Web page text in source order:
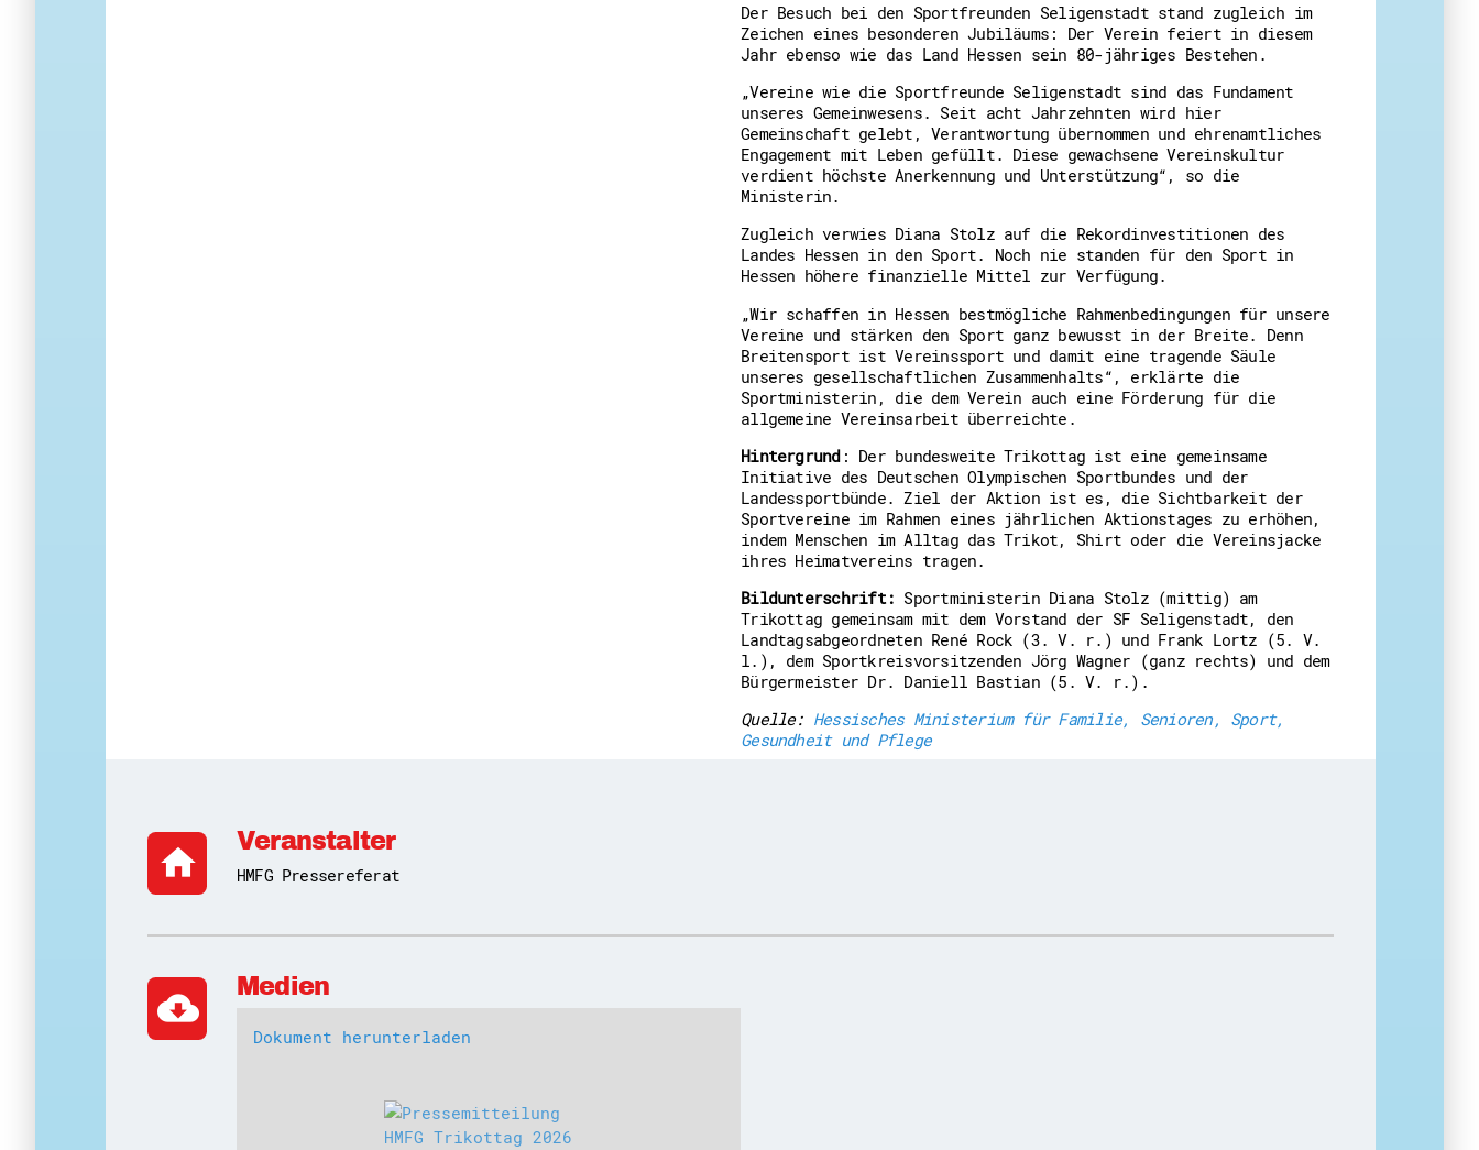
Der Besuch bei den Sportfreunden Seligenstadt stand zugleich im
Zeichen eines besonderen Jubiläums: Der Verein feiert in diesem
Jahr ebenso wie das Land Hessen sein 80-jähriges Bestehen.
„Vereine wie die Sportfreunde Seligenstadt sind das Fundament
unseres Gemeinwesens. Seit acht Jahrzehnten wird hier
Gemeinschaft gelebt, Verantwortung übernommen und ehrenamtliches
Engagement mit Leben gefüllt. Diese gewachsene Vereinskultur
verdient höchste Anerkennung und Unterstützung“, so die
Ministerin.
Zugleich verwies Diana Stolz auf die Rekordinvestitionen des
Landes Hessen in den Sport. Noch nie standen für den Sport in
Hessen höhere finanzielle Mittel zur Verfügung.
„Wir schaffen in Hessen bestmögliche Rahmenbedingungen für unsere
Vereine und stärken den Sport ganz bewusst in der Breite. Denn
Breitensport ist Vereinssport und damit eine tragende Säule
unseres gesellschaftlichen Zusammenhalts“, erklärte die
Sportministerin, die dem Verein auch eine Förderung für die
allgemeine Vereinsarbeit überreichte.
Hintergrund: Der bundesweite Trikottag ist eine gemeinsame
Initiative des Deutschen Olympischen Sportbundes und der
Landessportbünde. Ziel der Aktion ist es, die Sichtbarkeit der
Sportvereine im Rahmen eines jährlichen Aktionstages zu erhöhen,
indem Menschen im Alltag das Trikot, Shirt oder die Vereinsjacke
ihres Heimatvereins tragen.
Bildunterschrift: Sportministerin Diana Stolz (mittig) am
Trikottag gemeinsam mit dem Vorstand der SF Seligenstadt, den
Landtagsabgeordneten René Rock (3. V. r.) und Frank Lortz (5. V.
l.), dem Sportkreisvorsitzenden Jörg Wagner (ganz rechts) und dem
Bürgermeister Dr. Daniell Bastian (5. V. r.).
Quelle: Hessisches Ministerium für Familie, Senioren, Sport,
Gesundheit und Pflege
home
Veranstalter
HMFG Pressereferat
cloud_download
Medien
Dokument herunterladen